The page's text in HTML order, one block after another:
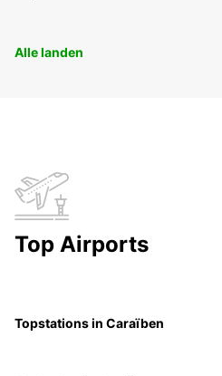
Alle landen
Top Airports
Topstations in Caraïben